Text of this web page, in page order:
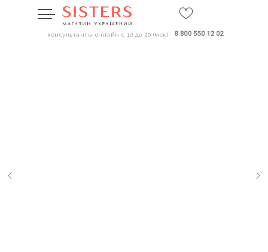
консультанты онлайн с 12 до 20 (мск)